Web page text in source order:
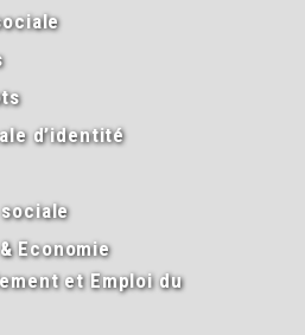
d’identité
Economie
et Emploi du